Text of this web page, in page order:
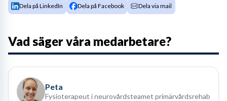
Dela på LinkedIn Dela på Facebook Dela via mail
Vad säger våra medarbetare?
Peta
Fysioterapeut i neurovårdsteamet primärvårdsrehab